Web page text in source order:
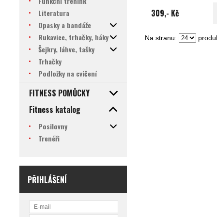
Literatura
Opasky a bandáže
Rukavice, trhačky, háky
Šejkry, láhve, tašky
Trhačky
Podložky na cvičení
FITNESS POMŮCKY
Fitness katalog
Posilovny
Trenéři
PŘIHLÁŠENÍ
309,- Kč
Na stranu: